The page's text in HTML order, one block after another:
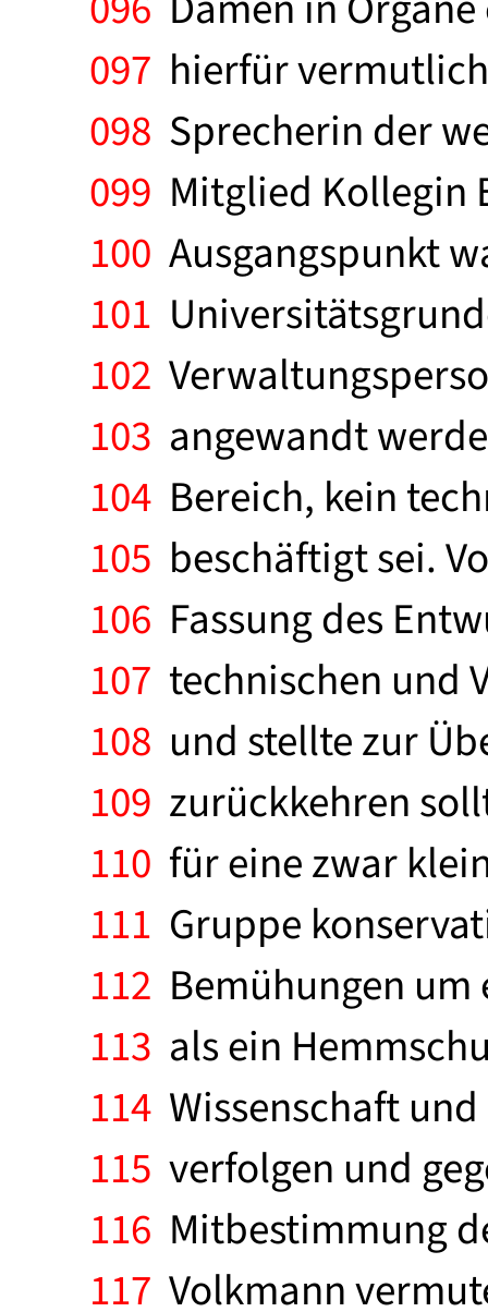
097 hierfür
098 Sprecherin der
099 Mitglied Kollegin
100 Ausgangspunkt
101
102
103 angewandt
104 Bereich, kein
105 beschäftigt sei.
106 Fassung des
107 technischen und
108 und stellte zur
109 zurückkehren
110 für eine zwar
111 Gruppe
112 Bemühungen
113 als ein
114 Wissenschaft
115 verfolgen und
116 Mitbestimmung
117 Volkmann